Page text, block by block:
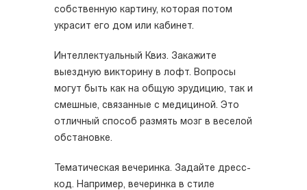
собственную картину, которая потом
украсит его дом или кабинет.
Интеллектуальный Квиз. Закажите
выездную викторину в лофт. Вопросы
могут быть как на общую эрудицию, так и
смешные, связанные с медициной. Это
отличный способ размять мозг в веселой
обстановке.
Тематическая вечеринка. Задайте дресс-
код. Например, вечеринка в стиле